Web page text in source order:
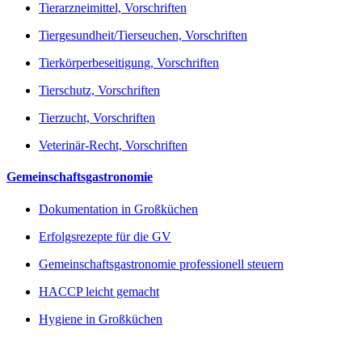
Tierarzneimittel, Vorschriften
Tiergesundheit/Tierseuchen, Vorschriften
Tierkörperbeseitigung, Vorschriften
Tierschutz, Vorschriften
Tierzucht, Vorschriften
Veterinär-Recht, Vorschriften
Gemeinschaftsgastronomie
Dokumentation in Großküchen
Erfolgsrezepte für die GV
Gemeinschaftsgastronomie professionell steuern
HACCP leicht gemacht
Hygiene in Großküchen